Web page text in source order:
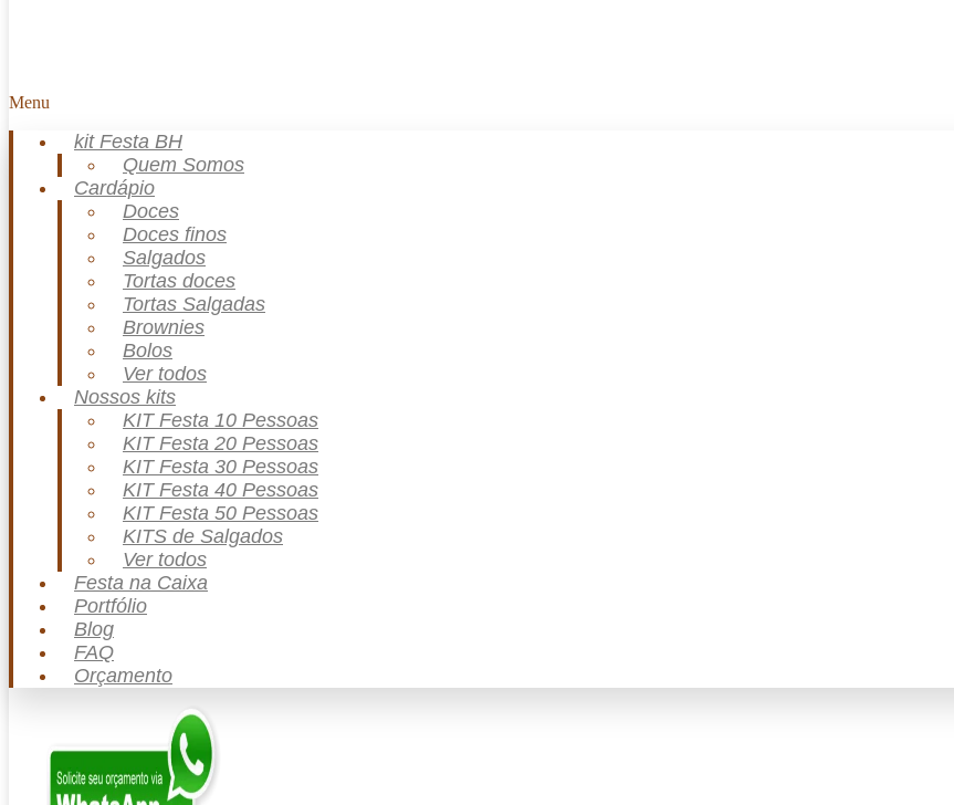
Menu
kit Festa BH
Quem Somos
Cardápio
Doces
Doces finos
Salgados
Tortas doces
Tortas Salgadas
Brownies
Bolos
Ver todos
Nossos kits
KIT Festa 10 Pessoas
KIT Festa 20 Pessoas
KIT Festa 30 Pessoas
KIT Festa 40 Pessoas
KIT Festa 50 Pessoas
KITS de Salgados
Ver todos
Festa na Caixa
Portfólio
Blog
FAQ
Orçamento